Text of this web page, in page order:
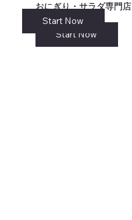
リンク
おにぎり・サラダ専門店
Start Now
おにぎり・サラダ専門店
Start Now
Start Now